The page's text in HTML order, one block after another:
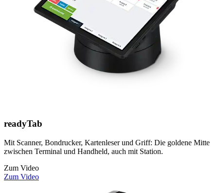
readyTab
Mit Scanner, Bondrucker, Kartenleser und Griff: Die goldene Mitte
zwischen Terminal und Handheld, auch mit Station.
Zum Video
Zum Video